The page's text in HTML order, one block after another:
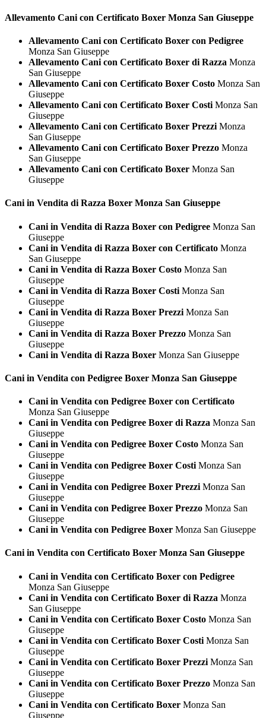
Allevamento Cani con Certificato Boxer Monza San Giuseppe
Allevamento Cani con Certificato Boxer con Pedigree
Monza San Giuseppe
Allevamento Cani con Certificato Boxer di Razza Monza
San Giuseppe
Allevamento Cani con Certificato Boxer Costo Monza San
Giuseppe
Allevamento Cani con Certificato Boxer Costi Monza San
Giuseppe
Allevamento Cani con Certificato Boxer Prezzi Monza
San Giuseppe
Allevamento Cani con Certificato Boxer Prezzo Monza
San Giuseppe
Allevamento Cani con Certificato Boxer Monza San
Giuseppe
Cani in Vendita di Razza Boxer Monza San Giuseppe
Cani in Vendita di Razza Boxer con Pedigree Monza San
Giuseppe
Cani in Vendita di Razza Boxer con Certificato Monza
San Giuseppe
Cani in Vendita di Razza Boxer Costo Monza San
Giuseppe
Cani in Vendita di Razza Boxer Costi Monza San
Giuseppe
Cani in Vendita di Razza Boxer Prezzi Monza San
Giuseppe
Cani in Vendita di Razza Boxer Prezzo Monza San
Giuseppe
Cani in Vendita di Razza Boxer Monza San Giuseppe
Cani in Vendita con Pedigree Boxer Monza San Giuseppe
Cani in Vendita con Pedigree Boxer con Certificato
Monza San Giuseppe
Cani in Vendita con Pedigree Boxer di Razza Monza San
Giuseppe
Cani in Vendita con Pedigree Boxer Costo Monza San
Giuseppe
Cani in Vendita con Pedigree Boxer Costi Monza San
Giuseppe
Cani in Vendita con Pedigree Boxer Prezzi Monza San
Giuseppe
Cani in Vendita con Pedigree Boxer Prezzo Monza San
Giuseppe
Cani in Vendita con Pedigree Boxer Monza San Giuseppe
Cani in Vendita con Certificato Boxer Monza San Giuseppe
Cani in Vendita con Certificato Boxer con Pedigree
Monza San Giuseppe
Cani in Vendita con Certificato Boxer di Razza Monza
San Giuseppe
Cani in Vendita con Certificato Boxer Costo Monza San
Giuseppe
Cani in Vendita con Certificato Boxer Costi Monza San
Giuseppe
Cani in Vendita con Certificato Boxer Prezzi Monza San
Giuseppe
Cani in Vendita con Certificato Boxer Prezzo Monza San
Giuseppe
Cani in Vendita con Certificato Boxer Monza San
Giuseppe